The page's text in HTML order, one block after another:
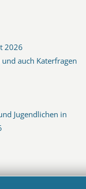
2026
auch Katerfragen
Jugendlichen in